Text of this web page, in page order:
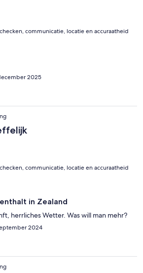
communicatie, locatie en accuraatheid
2025
communicatie, locatie en accuraatheid
in Zealand
herrliches Wetter. Was will man mehr?
2024